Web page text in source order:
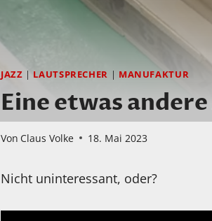
JAZZ | LAUTSPRECHER | MANUFAKTUR
Eine etwas
Von Claus Volke 18. Mai 2023
Nicht uninteressant, oder?